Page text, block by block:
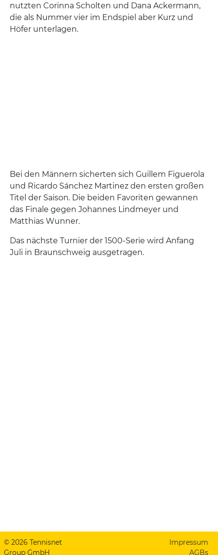
nutzten Corinna Scholten und Dana Ackermann,
die als Nummer vier im Endspiel aber Kurz und
Höfer unterlagen.
Bei den Männern sicherten sich Guillem Figuerola
und Ricardo Sánchez Martinez den ersten großen
Titel der Saison. Die beiden Favoriten gewannen
das Finale gegen Johannes Lindmeyer und
Matthias Wunner.
Das nächste Turnier der 1500-Serie wird Anfang
Juli in Braunschweig ausgetragen.
© 2026 Tennisnet
Group GmbH
Impressum
AGBs